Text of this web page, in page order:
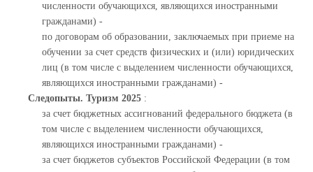
численности обучающихся, являющихся иностранными
гражданами) -
по договорам об образовании, заключаемых при приеме на
обучении за счет средств физических и (или) юридических
лиц (в том числе с выделением численности обучающихся,
являющихся иностранными гражданами) -
Следопыты. Туризм 2025 :
за счет бюджетных ассигнований федерального бюджета (в
том числе с выделением численности обучающихся,
являющихся иностранными гражданами) -
за счет бюджетов субъектов Российской Федерации (в том